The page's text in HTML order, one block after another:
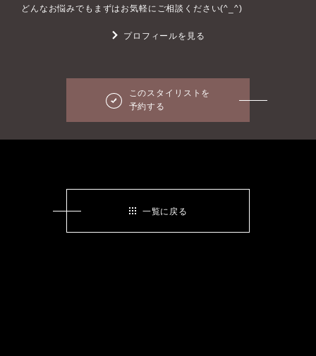
どんなお悩みでもまずはお気軽にご相談ください(^_^)
プロフィールを見る
このスタイリストを
予約する
一覧に戻る